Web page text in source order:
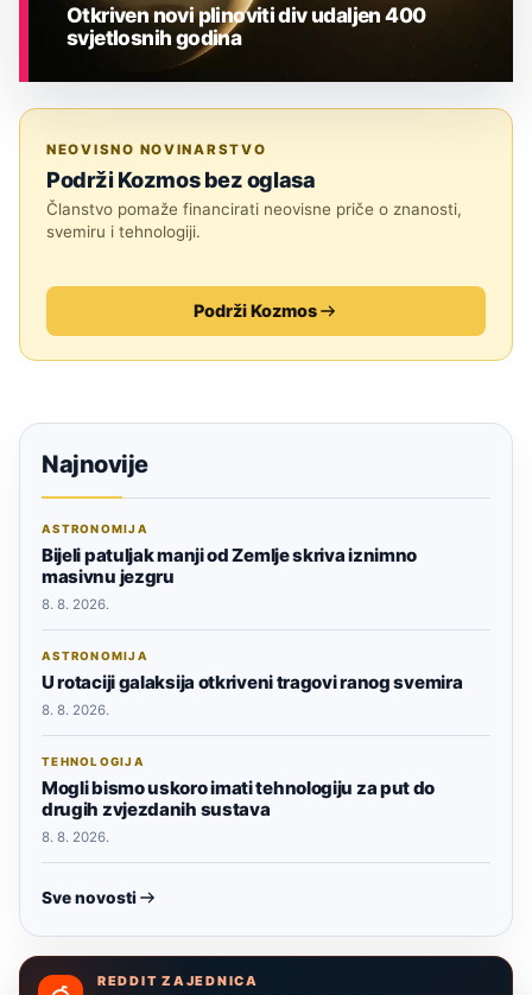
Otkriven novi plinoviti div udaljen 400
svjetlosnih godina
NEOVISNO NOVINARSTVO
Podrži Kozmos bez oglasa
Članstvo pomaže financirati neovisne priče o znanosti,
svemiru i tehnologiji.
Podrži Kozmos
Najnovije
ASTRONOMIJA
Bijeli patuljak manji od Zemlje skriva iznimno
masivnu jezgru
8. 8. 2026.
ASTRONOMIJA
U rotaciji galaksija otkriveni tragovi ranog svemira
8. 8. 2026.
TEHNOLOGIJA
Mogli bismo uskoro imati tehnologiju za put do
drugih zvjezdanih sustava
8. 8. 2026.
Sve novosti
REDDIT ZAJEDNICA